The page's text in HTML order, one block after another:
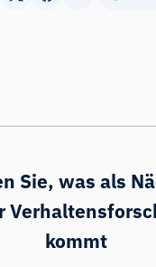
Sie, was als
kommt